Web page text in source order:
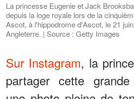
La princesse Eugenie et Jack
depuis la loge royale lors de la
Ascot, à l'hippodrome d'Ascot, le 21
Angleterre. | Source : Getty Images
Sur Instagram, la
partager cette